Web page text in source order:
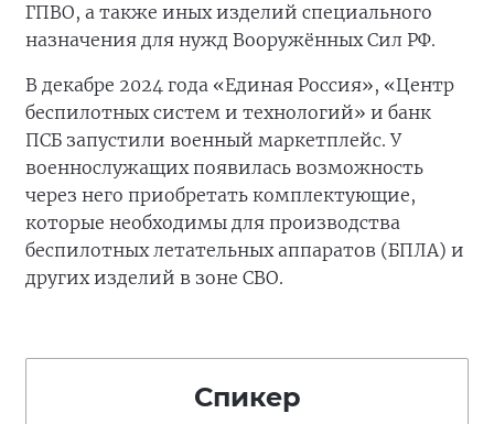
ГПВО, а также иных изделий специального
назначения для нужд Вооружённых Сил РФ.
В декабре 2024 года «Единая Россия», «Центр
беспилотных систем и технологий» и банк
ПСБ запустили военный маркетплейс. У
военнослужащих появилась возможность
через него приобретать комплектующие,
которые необходимы для производства
беспилотных летательных аппаратов (БПЛА) и
других изделий в зоне СВО.
Спикер